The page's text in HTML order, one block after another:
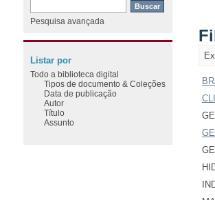
Pesquisa avançada
Listar por
Todo a biblioteca digital
Tipos de documento & Coleções
Data de publicação
Autor
Título
Assunto